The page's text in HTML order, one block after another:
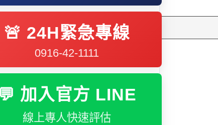
尋
🚨 24H緊急專線
0916-42-1111
加入官方 LINE
線上專人快速評估